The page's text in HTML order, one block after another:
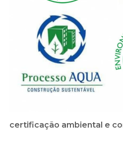
certificação ambiental e